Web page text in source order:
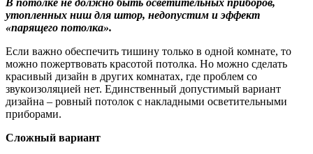
утопленных ниш для штор, недопустим и эффект
«парящего потолка».
Если важно обеспечить тишину только в одной комнате, то
можно пожертвовать красотой потолка. Но можно сделать
красивый дизайн в других комнатах, где проблем со
звукоизоляцией нет. Единственный допустимый вариант
дизайна – ровный потолок с накладными осветительными
приборами.
Сложный вариант